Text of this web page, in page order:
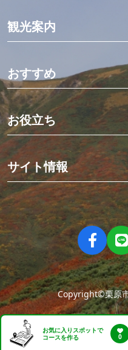
お気に入りスポットで
コースを作る
0
観光案内
モデルコース
観光・体験
宿泊予約
イベント
アクセス
おすすめ
イワナ料理を食べ比べ
初めての栗駒山とカヤ
世界にひとつだけのミ
星空観測と世界谷地ツ
歴史を紡ぐ場所、くり
冬の花山湖でワカサギ
伊豆沼・内沼でマガン
親子で楽しむ夏休み
大人の休日旅
人情薫るまち、有壁①
人情薫るまち、有壁②
お役立ち
くりはらでしたい10の
栗原の見ごろ
デジタルマップ
ニュース
パンフレット
フォトダウンロード
動画
ねじりほんにょの部屋
サイト情報
栗原市観光物産協会に
お問い合わせ
当サイトのご利用につ
サイトマップ
Copyright©栗原